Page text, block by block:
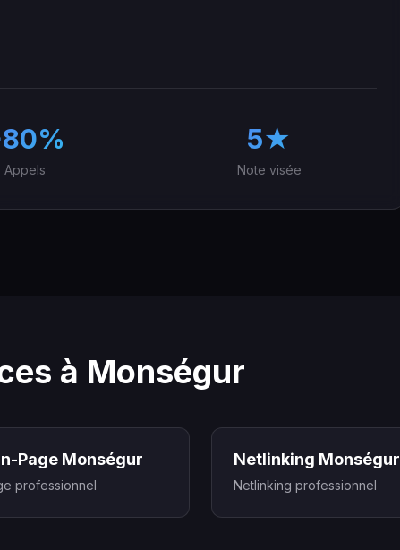
Appels
5★
Note visée
à Monségur
Page Monségur
professionnel
Netlinking Monségur
Netlinking professionnel